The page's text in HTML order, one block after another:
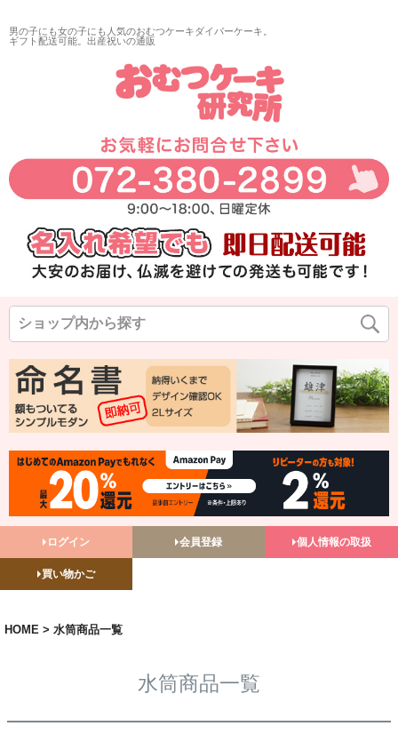
男の子にも女の子にも人気のおむつケーキダイパーケーキ。
ギフト配送可能。出産祝いの通販
ログイン 会員登録 個人情報の取扱
買い物かご
HOME 水筒商品一覧
水筒商品一覧
翌日発送
◆
◆
◆
◆
在庫なし商品を表示しない
バンドル販売
予約商品
予約商品のみを表示
並び順
登録順
価格が高い順
キーワードヒット順
検索